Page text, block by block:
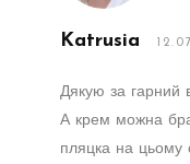
Katrusia
Дякую за гарний
А крем можна
пляцка на цьому